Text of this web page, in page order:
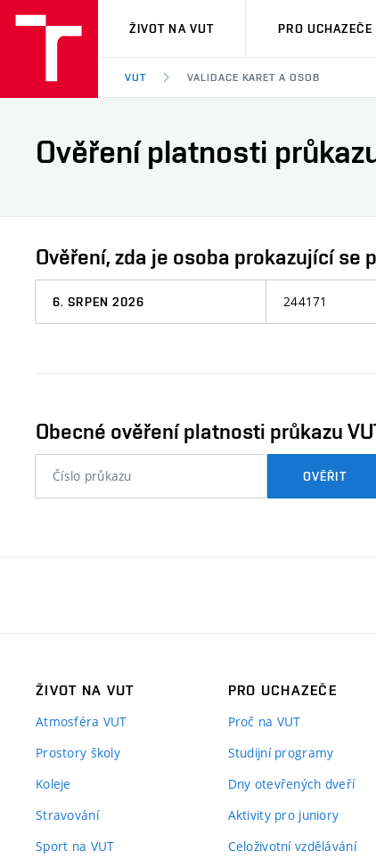
VUT
ŽIVOT NA VUT PRO UCHAZEČE
VUT VALIDACE KARET A OSOB
Ověření platnosti
Ověření, zda je osoba prokazující se
číslo
Obecné ověření platnosti průkazu
číslo
OVĚŘIT
ŽIVOT NA VUT
Atmosféra VUT
Prostory školy
Koleje
Stravování
Sport na VUT
PRO UCHAZEČE
Proč na VUT
Studijní programy
Dny otevřených dveří
Aktivity pro juniory
Celoživotní vzdělávání